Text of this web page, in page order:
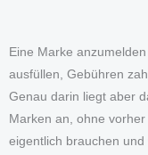
Eine Marke
ausfüllen, Gebühren
Genau darin liegt aber
Marken an, ohne vorher
eigentlich brauchen und